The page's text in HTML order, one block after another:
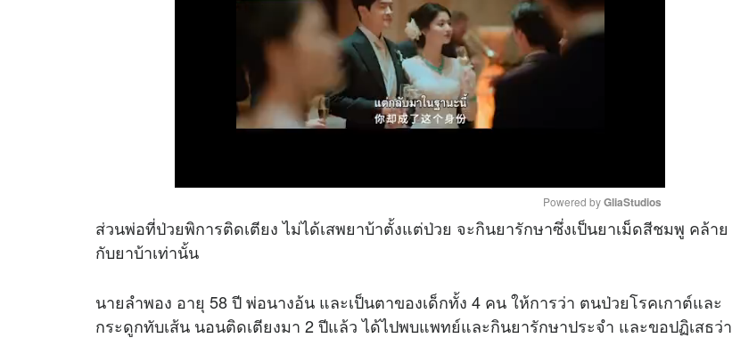
e
Powered by GliaStudios
ส่วนพ่อที่ป่วยพิการติดเตียง ไม่ได้เสพยาบ้าตั้งแต่ป่วย จะกินยารักษาซึ่งเป็นยาเม็ดสีชมพู คล้าย
กับยาบ้าเท่านั้น
นายลำพอง อายุ 58 ปี พ่อนางอ้น และเป็นตาของเด็กทั้ง 4 คน ให้การว่า ตนป่วยโรคเกาต์และ
กระดูกทับเส้น นอนติดเตียงมา 2 ปีแล้ว ได้ไปพบแพทย์และกินยารักษาประจำ และขอปฏิเสธว่า